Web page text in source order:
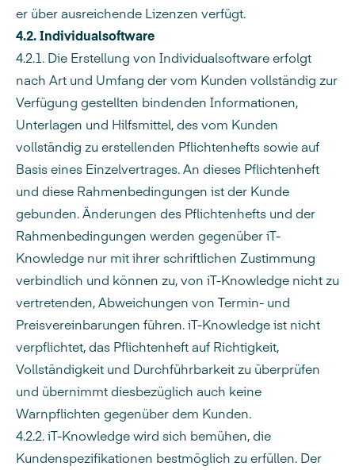
er über ausreichende Lizenzen verfügt.
4.2. Individualsoftware
4.2.1. Die Erstellung von Individualsoftware erfolgt
nach Art und Umfang der vom Kunden vollständig zur
Verfügung gestellten bindenden Informationen,
Unterlagen und Hilfsmittel, des vom Kunden
vollständig zu erstellenden Pflichtenhefts sowie auf
Basis eines Einzelvertrages. An dieses Pflichtenheft
und diese Rahmenbedingungen ist der Kunde
gebunden. Änderungen des Pflichtenhefts und der
Rahmenbedingungen werden gegenüber iT-
Knowledge nur mit ihrer schriftlichen Zustimmung
verbindlich und können zu, von iT-Knowledge nicht zu
vertretenden, Abweichungen von Termin- und
Preisvereinbarungen führen. iT-Knowledge ist nicht
verpflichtet, das Pflichtenheft auf Richtigkeit,
Vollständigkeit und Durchführbarkeit zu überprüfen
und übernimmt diesbezüglich auch keine
Warnpflichten gegenüber dem Kunden.
4.2.2. iT-Knowledge wird sich bemühen, die
Kundenspezifikationen bestmöglich zu erfüllen. Der